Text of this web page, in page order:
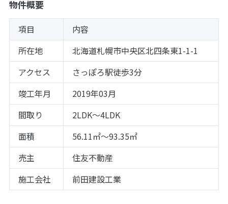
物件概要
項目
内容
所在地
北海道札幌市中央区北四条東1-1-1
アクセス
さっぽろ駅徒歩3分
竣工年月
2019年03月
間取り
2LDK～4LDK
面積
56.11㎡～93.35㎡
売主
住友不動産
施工会社
前田建設工業